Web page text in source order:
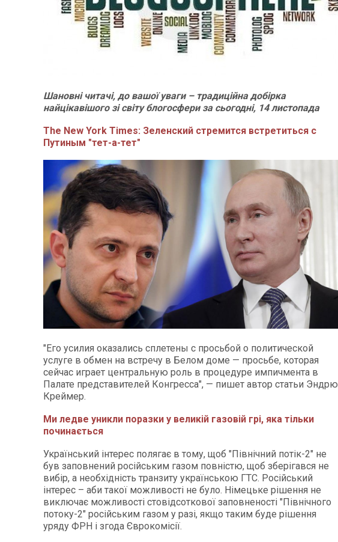
Шановні читачі, до вашої уваги – традиційна добірка
найцікавішого зі світу блогосфери за сьогодні, 14 листопада
The New York Times: Зеленский стремится встретиться с
Путиным "тет-а-тет"
"Его усилия оказались сплетены с просьбой о политической
услуге в обмен на встречу в Белом доме — просьбе, которая
сейчас играет центральную роль в процедуре импичмента в
Палате представителей Конгресса", — пишет автор статьи Эндрю
Креймер.
Ми ледве уникли поразки у великій газовій грі, яка тільки
починається
Український інтерес полягає в тому, щоб "Північний потік-2" не
був заповнений російським газом повністю, щоб зберігався не
вибір, а необхідність транзиту українською ГТС. Російський
інтерес – аби такої можливості не було. Німецьке рішення не
виключає можливості стовідсоткової заповненості "Північного
потоку-2" російським газом у разі, якщо таким буде рішення
уряду ФРН і згода Єврокомісії.